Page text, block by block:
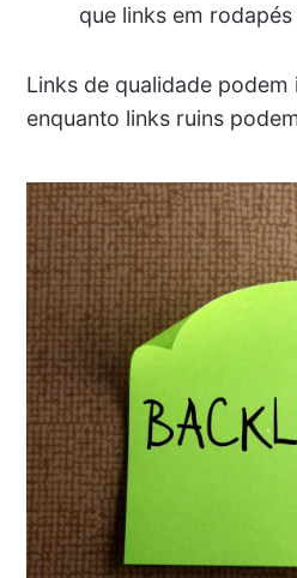
que links em
Links de qualidade podem
enquanto links ruins